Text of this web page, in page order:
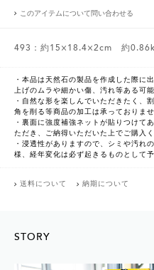
このアイテムについて問い合わせる
493：約15×18.4×2cm 約
・本品は天然石の製品を作成した際に
上げのムラや細かい傷、汚れ等ある可
・自然な形を楽しんでいただきたく、
角を削る等商品の加工は承っておりま
・裏面に強度補強ネットが貼りつけて
ただき、ご納得いただいた上でご購入く
・浸透性がありますので、シミや汚れ
様、経年変化は必ず起きるものとして
送料について 納期について
STORY